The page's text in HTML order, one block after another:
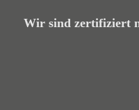
Wir sind zertifiziert